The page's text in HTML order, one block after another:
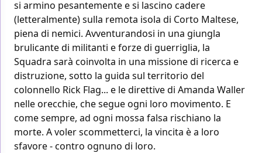
si armino pesantemente e si lascino cadere
(letteralmente) sulla remota isola di Corto Maltese,
piena di nemici. Avventurandosi in una giungla
brulicante di militanti e forze di guerriglia, la
Squadra sarà coinvolta in una missione di ricerca e
distruzione, sotto la guida sul territorio del
colonnello Rick Flag... e le direttive di Amanda Waller
nelle orecchie, che segue ogni loro movimento. E
come sempre, ad ogni mossa falsa rischiano la
morte. A voler scommetterci, la vincita è a loro
sfavore - contro ognuno di loro.